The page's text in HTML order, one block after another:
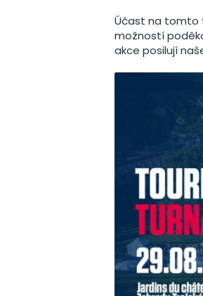
Účast na tomto
možností
akce posilují